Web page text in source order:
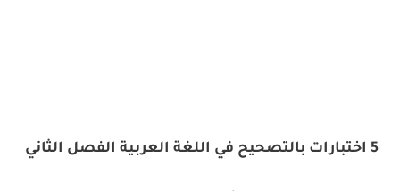
5 اختبارات بالتصحيح في اللغة العربية الفصل الثاني